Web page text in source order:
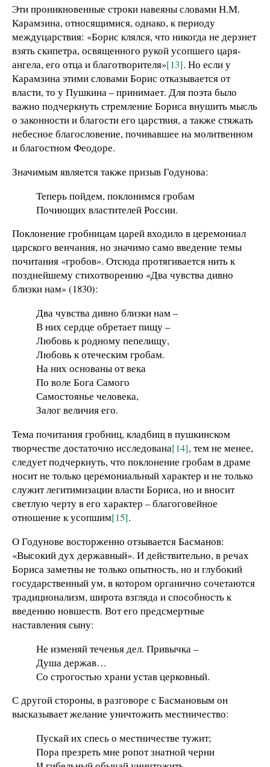
Эти проникновенные строки навеяны словами Н.М.
Карамзина, относящимися, однако, к периоду
междуцарствия: «Борис клялся, что никогда не дерзнет
взять скипетра, освященного рукой усопшего царя-
ангела, его отца и благотворителя»[13]. Но если у
Карамзина этими словами Борис отказывается от
власти, то у Пушкина – принимает. Для поэта было
важно подчеркнуть стремление Бориса внушить мысль
о законности и благости его царствия, а также стяжать
небесное благословение, почивавшее на молитвенном
и благостном Феодоре.
Значимым является также призыв Годунова:
Теперь пойдем, поклонимся гробам
Почиющих властителей России.
Поклонение гробницам царей входило в церемониал
царского венчания, но значимо само введение темы
почитания «гробов». Отсюда протягивается нить к
позднейшему стихотворению «Два чувства дивно
близки нам» (1830):
Два чувства дивно близки нам –
В них сердце обретает пищу –
Любовь к родному пепелищу,
Любовь к отеческим гробам.
На них основаны от века
По воле Бога Самого
Самостоянье человека,
Залог величия его.
Тема почитания гробниц, кладбищ в пушкинском
творчестве достаточно исследована[14], тем не менее,
следует подчеркнуть, что поклонение гробам в драме
носит не только церемониальный характер и не только
служит легитимизации власти Бориса, но и вносит
светлую черту в его характер – благоговейное
отношение к усопшим[15].
О Годунове восторженно отзывается Басманов:
«Высокий дух державный». И действительно, в речах
Бориса заметны не только опытность, но и глубокий
государственный ум, в котором органично сочетаются
традиционализм, широта взгляда и способность к
введению новшеств. Вот его предсмертные
наставления сыну:
Не изменяй теченья дел. Привычка –
Душа держав…
Со строгостью храни устав церковный.
С другой стороны, в разговоре с Басмановым он
высказывает желание уничтожить местничество:
Пускай их спесь о местничестве тужит;
Пора презреть мне ропот знатной черни